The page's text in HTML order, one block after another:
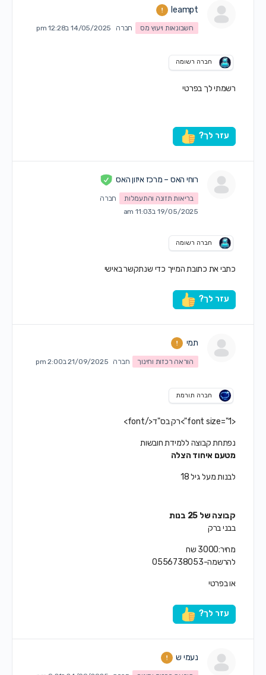
leampt
חשבונאות ויעוץ מס חברה 14/05/2025 ב12:28 pm
חברה רשומה
רשמתי לך בפרטי
עזר לך?
רוחי האס – מרכז איזון האס
בריאות תזונה והתעמלות
חברה
19/05/2025 ב11:03 am
חברה רשומה
כתבי את כתובת המייך כדי שנתקשר באישי
עזר לך?
תמי
הוראה רכזות וחינוך חברה 21/09/2025 ב2:00 pm
חברה תורמת
<font size="1">רק בס"ד</font>
נפתחת קבוצה ללמידת חובשות
מטעם איחוד הצלה
לבנות מעל גיל 18
קבוצה של 25 בנות
בבני ברק
מחיר:3000 שח
להרשמה-0556738053
או בפרטי
עזר לך?
נעמי ש